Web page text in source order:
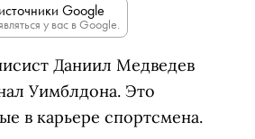
Google
у вас в Google.
Даниил Медведев
Уимблдона. Это
в карьере спортсмена.